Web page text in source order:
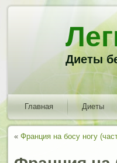
Диеты
Главная Диеты
« Франция на босу ногу